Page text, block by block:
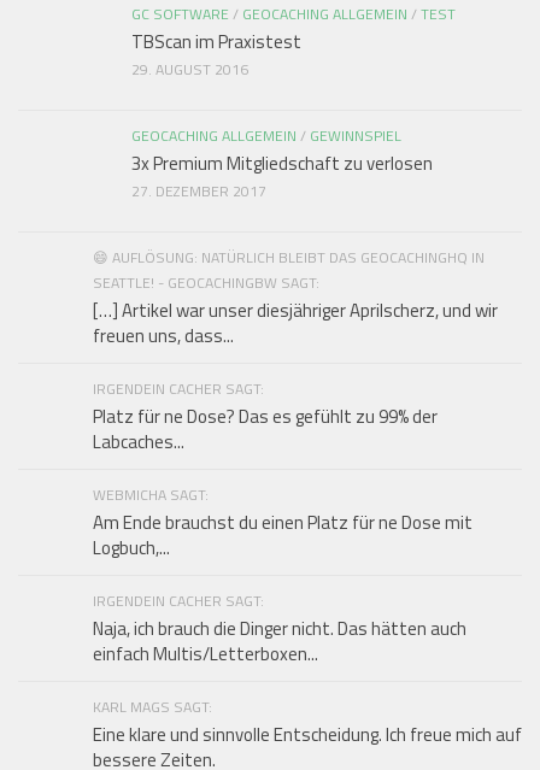
GC SOFTWARE / GEOCACHING ALLGEMEIN /TEST
TBScan im Praxistest
29. AUGUST 2016
GEOCACHING ALLGEMEIN / GEWINNSPIEL
3x Premium Mitgliedschaft zu verlosen
27. DEZEMBER 2017
😄 AUFLÖSUNG: NATÜRLICH BLEIBT DAS GEOCACHINGHQ IN
SEATTLE! - GEOCACHINGBW SAGT:
[…] Artikel war unser diesjähriger Aprilscherz, und wir
freuen uns, dass...
IRGENDEIN CACHER SAGT:
Platz für ne Dose? Das es gefühlt zu 99% der
Labcaches...
WEBMICHA SAGT:
Am Ende brauchst du einen Platz für ne Dose mit
Logbuch,...
IRGENDEIN CACHER SAGT:
Naja, ich brauch die Dinger nicht. Das hätten auch
einfach Multis/Letterboxen...
KARL MAGS SAGT:
Eine klare und sinnvolle Entscheidung. Ich freue mich auf
bessere Zeiten.